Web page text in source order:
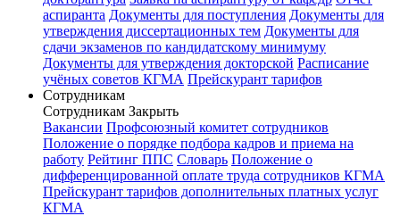
аспиранта Документы для поступления Документы для
утверждения диссертационных тем Документы для
сдачи экзаменов по кандидатскому минимуму
Документы для утверждения докторской Расписание
учёных советов КГМА Прейскурант тарифов
Сотрудникам
Сотрудникам Закрыть
Вакансии Профсоюзный комитет сотрудников
Положение о порядке подбора кадров и приема на
работу Рейтинг ППС Словарь Положение о
дифференцированной оплате труда сотрудников КГМА
Прейскурант тарифов дополнительных платных услуг
КГМА